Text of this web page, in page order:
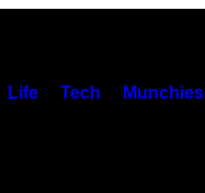
Life Tech Munchies